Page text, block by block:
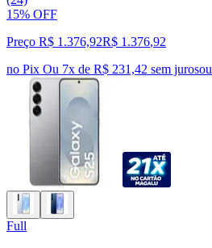
15% OFF
Preço R$ 1.376,92R$ 1.376,92
no Pix Ou 7x de R$ 231,42 sem jurosou
Full